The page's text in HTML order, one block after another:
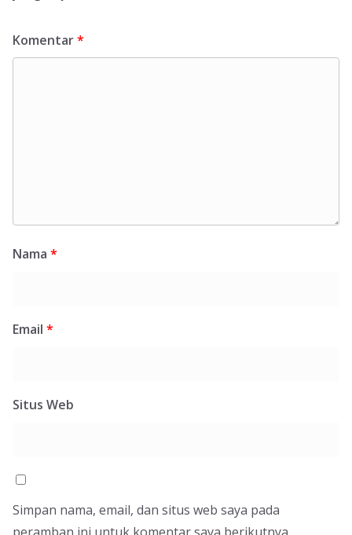
Komentar*
Nama *
Email *
Situs Web
Simpan nama, email, dan situs web saya pada